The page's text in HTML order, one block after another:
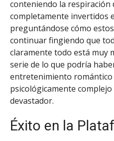
conteniendo la respiración
completamente invertidos
preguntándose cómo
continuar fingiendo que
claramente todo está muy
serie de lo que podría
entretenimiento romántico
psicológicamente
devastador.
Éxito en la